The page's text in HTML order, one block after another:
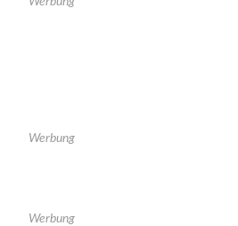
Werbung
Werbung